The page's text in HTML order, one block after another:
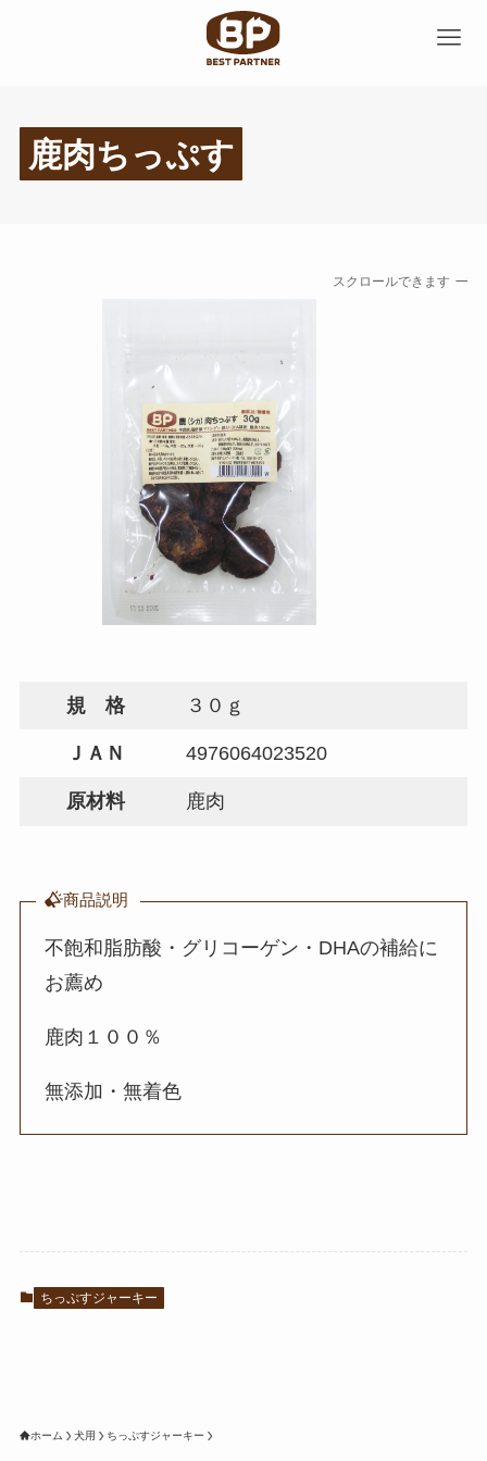
鹿肉ちっぷす
スクロールできます
規 格 ３０ｇ
ＪＡＮ 4976064023520
原材料 鹿肉
商品説明
不飽和脂肪酸・グリコーゲン・DHAの補給に
お薦め
鹿肉１００％
無添加・無着色
ちっぷすジャーキー
ホーム 犬用 ちっぷすジャーキー